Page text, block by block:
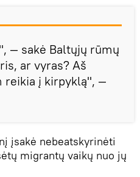
— sakė Baltųjų rūmų
ar vyras? Aš
reikia į kirpyklą", —
įsakė nebeatskyrinėti
migrantų vaikų nuo jų